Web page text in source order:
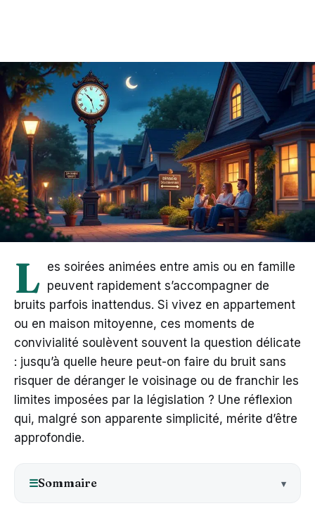
L es soirées animées entre amis ou en famille
peuvent rapidement s’accompagner de
bruits parfois inattendus. Si vivez en appartement
ou en maison mitoyenne, ces moments de
convivialité soulèvent souvent la question délicate
: jusqu’à quelle heure peut-on faire du bruit sans
risquer de déranger le voisinage ou de franchir les
limites imposées par la législation ? Une réflexion
qui, malgré son apparente simplicité, mérite d’être
approfondie.
☰Sommaire